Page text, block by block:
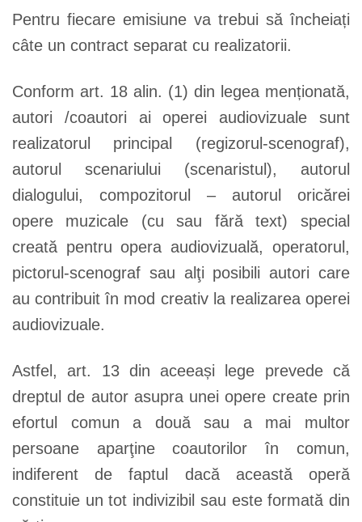
Pentru fiecare emisiune va trebui să încheiați
câte un contract separat cu realizatorii.
Conform art. 18 alin. (1) din legea menționată,
autori /coautori ai operei audiovizuale sunt
realizatorul principal (regizorul-scenograf),
autorul scenariului (scenaristul), autorul
dialogului, compozitorul – autorul oricărei
opere muzicale (cu sau fără text) special
creată pentru opera audiovizuală, operatorul,
pictorul-scenograf sau alţi posibili autori care
au contribuit în mod creativ la realizarea operei
audiovizuale.
Astfel, art. 13 din aceeași lege prevede că
dreptul de autor asupra unei opere create prin
efortul comun a două sau a mai multor
persoane aparţine coautorilor în comun,
indiferent de faptul dacă această operă
constituie un tot indivizibil sau este formată din